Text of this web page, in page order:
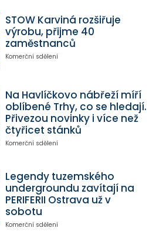
STOW Karviná rozšiřuje
výrobu, přijme 40
zaměstnanců
Komerční sdělení
Na Havlíčkovo nábřeží míří
oblíbené Trhy, co se hledají.
Přivezou novinky i více než
čtyřicet stánků
Komerční sdělení
Legendy tuzemského
undergroundu zavítají na
PERIFERII Ostrava už v
sobotu
Komerční sdělení